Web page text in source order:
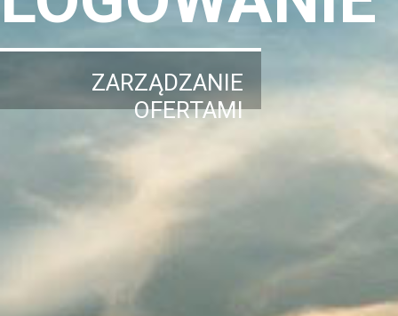
ZARZĄDZANIE
OFERTAMI